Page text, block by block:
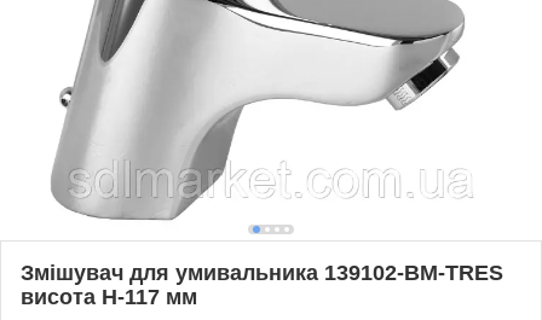
Змішувач для умивальника 139102-BM-TRES
висота H-117 мм